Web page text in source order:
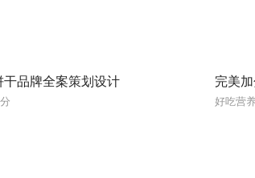
干品牌全案策划设计 完美
好吃营